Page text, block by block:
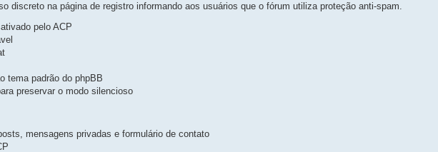
discreto na página de registro informando aos usuários que o fórum utiliza proteção anti-spam.
pelo ACP
tema padrão do phpBB
preservar o modo silencioso
mensagens privadas e formulário de contato